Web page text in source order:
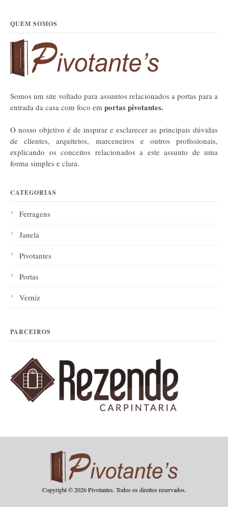
QUEM SOMOS
Somos um site voltado para assuntos relacionados a portas para a
entrada da casa com foco em portas pivotantes.
O nosso objetivo é de inspirar e esclarecer as principais dúvidas
de clientes, arquitetos, marceneiros e outros profissionais,
explicando os conceitos relacionados a este assunto de uma
forma simples e clara.
CATEGORIAS
Ferragens
Janela
Pivotantes
Portas
Verniz
PARCEIROS
Copyright © 2026 Pivotantes. Todos os direitos reservados.